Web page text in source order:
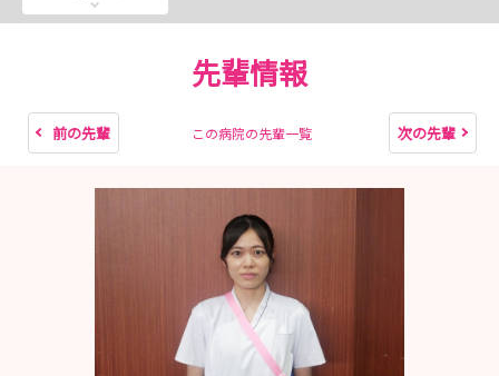
先輩情報
前の先輩 この病院の先輩一覧 次の先輩